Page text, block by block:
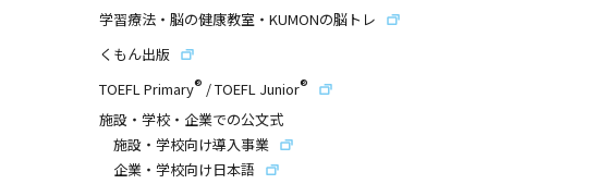
学習療法・脳の健康教室・KUMONの脳トレ
くもん出版
TOEFL Primary® /TOEFL Junior®
施設・学校・企業での公文式
施設・学校向け導入事業
企業・学校向け日本語